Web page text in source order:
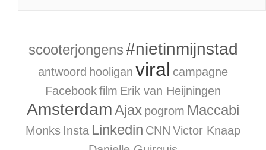
scooterjongens#nietinmijnstad
antwoord hooligan viral campagne
Facebookfilm Erik van Heijningen
AmsterdamAjax pogrom Maccabi
Monks Insta Linkedin CNN Victor Knaap